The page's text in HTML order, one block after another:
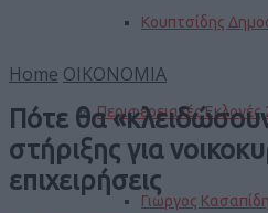
Κουπτσίδης
Περιφερειακές Εκλογές
Γιώργος
Home ΟΙΚΟΝΟΜΙΑ
Πότε θα
στήριξης για
επιχειρήσεις